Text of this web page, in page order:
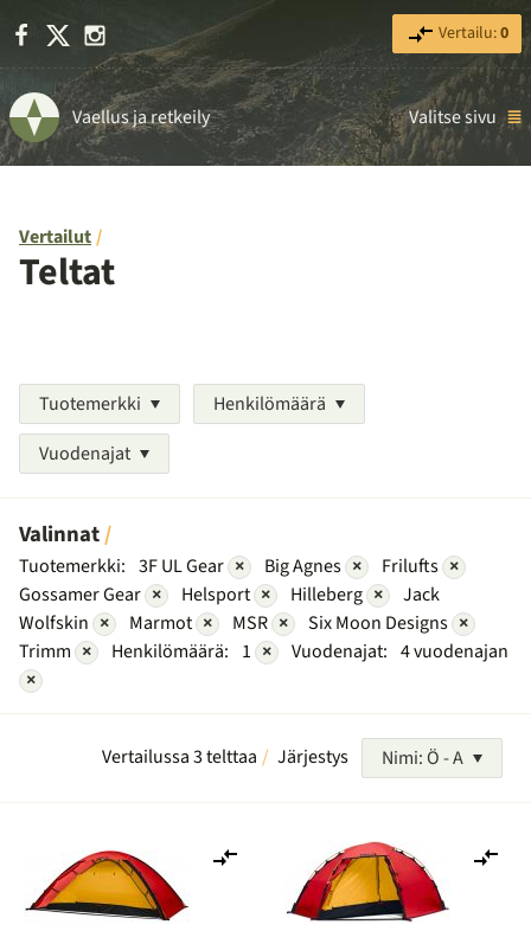
Facebook Instagram Vertailu:0
Vaellus ja retkeily Valitse sivu
Vertailut
Teltat
Tuotemerkki
Henkilömäärä
Vuodenajat
Valinnat
Tuotemerkki: 3F UL Gear × Big Agnes × Frilufts ×
Gossamer Gear × Helsport × Hilleberg ×
Jack
Wolfskin × Marmot × MSR × Six Moon Designs ×
Trimm × Henkilömäärä: 1 × Vuodenajat: 4 vuodenajan
×
Vertailussa 3 telttaa Järjestys Nimi: Ö - A
vertailuun